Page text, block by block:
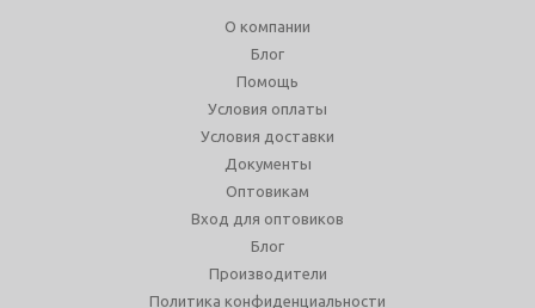
О компании
Блог
Помощь
Условия оплаты
Условия доставки
Документы
Оптовикам
Вход для оптовиков
Блог
Производители
Политика конфиденциальности